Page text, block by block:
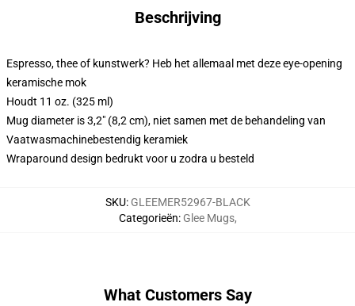
Beschrijving
Espresso, thee of kunstwerk? Heb het allemaal met deze eye-opening
keramische mok
Houdt 11 oz. (325 ml)
Mug diameter is 3,2" (8,2 cm), niet samen met de behandeling van
Vaatwasmachinebestendig keramiek
Wraparound design bedrukt voor u zodra u besteld
SKU: GLEEMER52967-BLACK
Categorieën: Glee Mugs,
What Customers Say